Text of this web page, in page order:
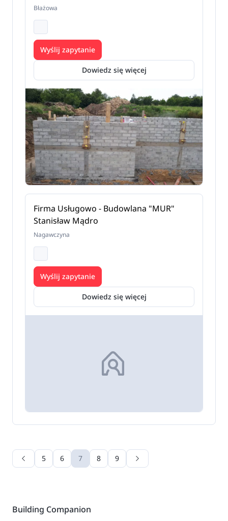
Błażowa
Dowiedz się więcej
Wyślij zapytanie
Firma Usługowo - Budowlana "MUR"
Stanisław Mądro
Nagawczyna
Dowiedz się więcej
Wyślij zapytanie
5 6 7 8 9
Building Companion